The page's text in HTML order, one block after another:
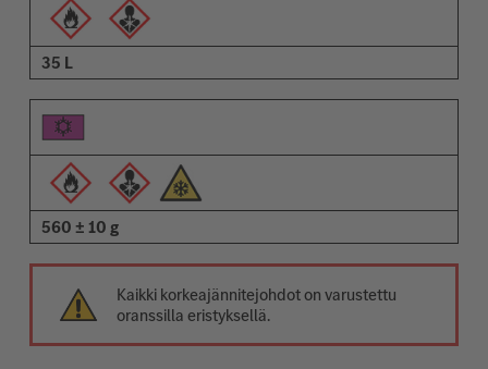
35 L
560 ± 10 g
Kaikki korkeajännitejohdot on varustettu
oranssilla eristyksellä.